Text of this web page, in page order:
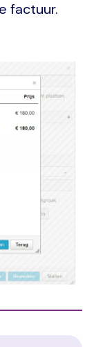
factuur.